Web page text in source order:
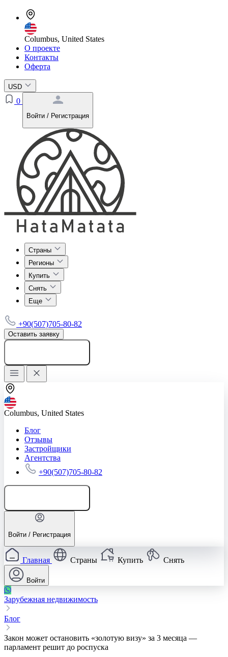
Columbus, United States
О проекте
Контакты
Оферта
USD
0
Войти / Регистрация
Страны
Регионы
Купить
Снять
Еще
+90(507)705-80-82
Оставить заявку
Columbus, United States
Блог
Отзывы
Застройщики
Агентства
+90(507)705-80-82
Войти / Регистрация
Главная Страны Купить Снять
Войти
Зарубежная недвижимость
Блог
Закон может остановить «золотую визу» за 3 месяца —
парламент решит до роспуска